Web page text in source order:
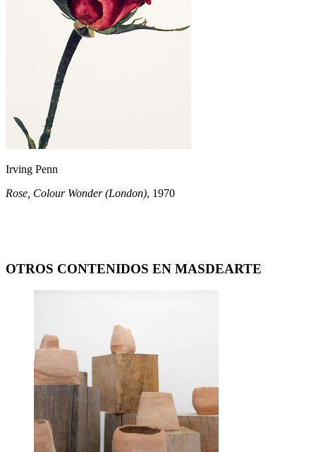
Irving Penn
Rose, Colour Wonder (London), 1970
OTROS CONTENIDOS EN MASDEARTE